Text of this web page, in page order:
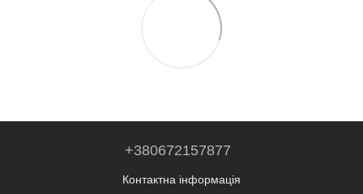
+380672157877
Контактна інформація